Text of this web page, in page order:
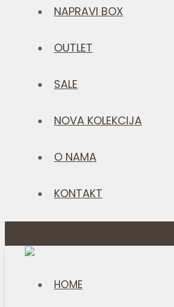
NAPRAVI BOX
OUTLET
SALE
NOVA KOLEKCIJA
O NAMA
KONTAKT
HOME